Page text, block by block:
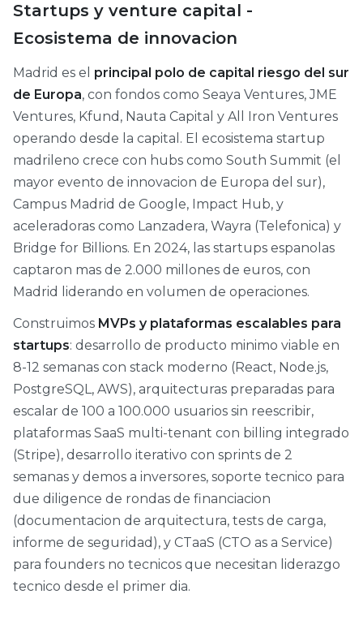
Startups y venture capital -
Ecosistema de innovacion
Madrid es el principal polo de capital riesgo del sur
de Europa, con fondos como Seaya Ventures, JME
Ventures, Kfund, Nauta Capital y All Iron Ventures
operando desde la capital. El ecosistema startup
madrileno crece con hubs como South Summit (el
mayor evento de innovacion de Europa del sur),
Campus Madrid de Google, Impact Hub, y
aceleradoras como Lanzadera, Wayra (Telefonica) y
Bridge for Billions. En 2024, las startups espanolas
captaron mas de 2.000 millones de euros, con
Madrid liderando en volumen de operaciones.
Construimos MVPs y plataformas escalables para
startups: desarrollo de producto minimo viable en
8-12 semanas con stack moderno (React, Node.js,
PostgreSQL, AWS), arquitecturas preparadas para
escalar de 100 a 100.000 usuarios sin reescribir,
plataformas SaaS multi-tenant con billing integrado
(Stripe), desarrollo iterativo con sprints de 2
semanas y demos a inversores, soporte tecnico para
due diligence de rondas de financiacion
(documentacion de arquitectura, tests de carga,
informe de seguridad), y CTaaS (CTO as a Service)
para founders no tecnicos que necesitan liderazgo
tecnico desde el primer dia.